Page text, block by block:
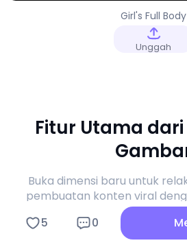
Girl's Full Body
Photo
Unggah
Fitur Utama
Buka dimensi baru untuk
pembuatan konten viral
Gambar
5 0